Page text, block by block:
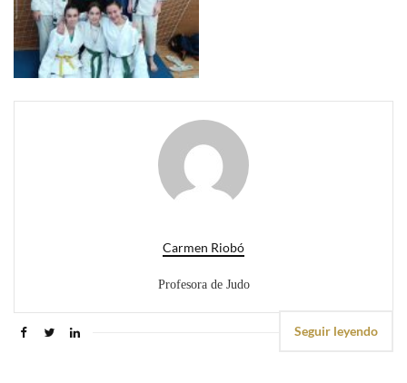
Carmen Riobó
Profesora de Judo
Seguir leyendo